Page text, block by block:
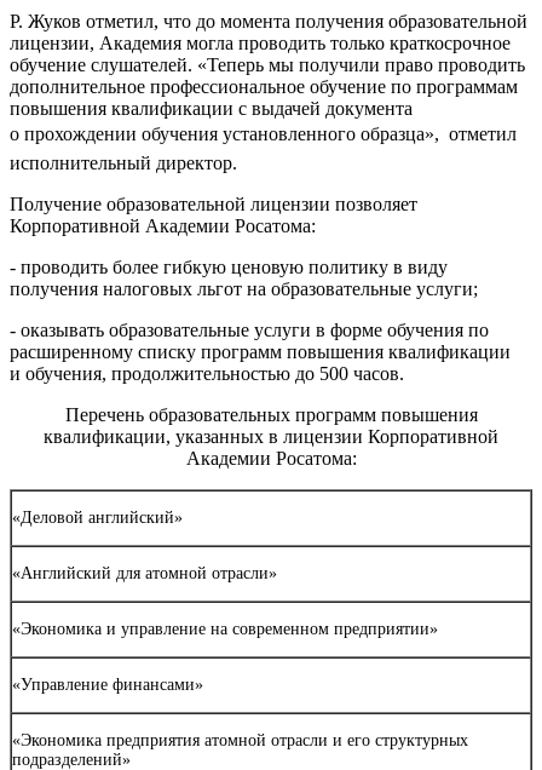
Р. Жуков отметил, что до момента получения образовательной
лицензии, Академия могла проводить только краткосрочное
обучение слушателей. «Теперь мы получили право проводить
дополнительное профессиональное обучение по программам
повышения квалификации с выдачей документа
о прохождении обучения установленного образца»,  отметил
исполнительный директор.
Получение образовательной лицензии позволяет
Корпоративной Академии Росатома:
- проводить более гибкую ценовую политику в виду
получения налоговых льгот на образовательные услуги;
- оказывать образовательные услуги в форме обучения по
расширенному списку программ повышения квалификации
и обучения, продолжительностью до 500 часов.
Перечень образовательных программ повышения
квалификации, указанных в лицензии Корпоративной
Академии Росатома:
«Деловой английский»
«Английский для атомной отрасли»
«Экономика и управление на современном предприятии»
«Управление финансами»
«Экономика предприятия атомной отрасли и его структурных
подразделений»